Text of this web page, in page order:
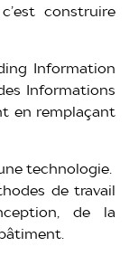
construire
Information
Informations
en remplaçant
technologie.
de travail
de la